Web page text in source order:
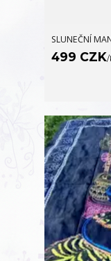
SLUNEČNÍ
499 CZK/